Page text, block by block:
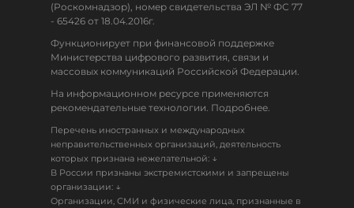
(Роскомнадзор), номер свидетельства ЭЛ № ФС 77
- 65426 от 18.04.2016г.
Функционирует при финансовой поддержке
Министерства цифрового развития, связи и
массовых коммуникаций Российской Федерации.
На информационном ресурсе применяются
рекомендательные технологии. Подробнее.
Перечень иностранных и международных
неправительственных организаций, деятельность
которых признана нежелательной: ↓
В России признаны экстремистскими и запрещены
организации: ↓
Организации, СМИ и физические лица, признанные в